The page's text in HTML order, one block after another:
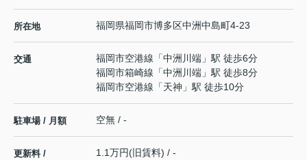
所在地 福岡県福岡市博多区中洲中島町4-23
交通 福岡市空港線 「中洲川端 」駅 徒歩6分
福岡市箱崎線 「中洲川端 」駅 徒歩8分
福岡市空港線 「天神 」駅 徒歩10分
駐車場 / 月額 空無 / -
更新料 /
1.1万円(旧賃料) / -